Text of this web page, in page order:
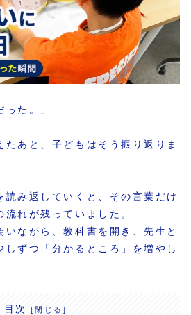
った。」
あと、子どもはそう振り返りま
読み返していくと、その言葉だけ
れが残っていました。
ながら、教科書を開き、先生と
しずつ「分かるところ」を増やし
目次